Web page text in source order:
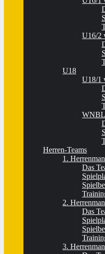
U16/2
U18
U18/1
WNBL
Herren-Teams
1.
Das
2.
Das
3.